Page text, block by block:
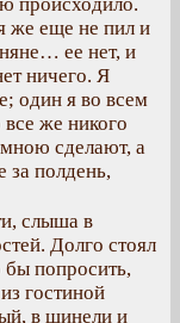
же еще не пил и
ее нет, и
ничего. Я
один я во всем
же никого
сделают, а
за полдень,
слыша в
Долго стоял
бы попросить,
гостиной
в шинели и